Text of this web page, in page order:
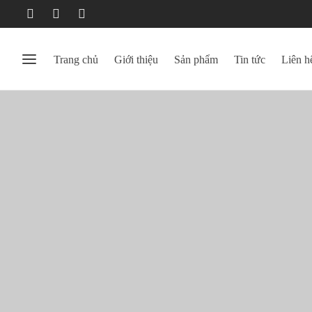
Trang chủ Giới thiệu Sản phẩm Tin tức Liên